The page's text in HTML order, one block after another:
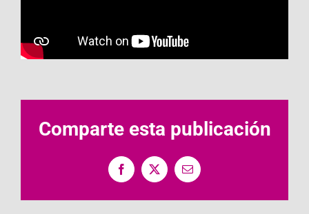
Comparte esta publicación
Facebook
X
Correo
electrónico